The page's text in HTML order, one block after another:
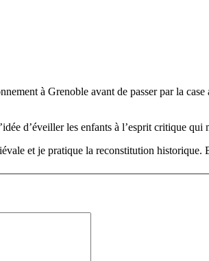
à Grenoble avant de passer par la
d’éveiller les enfants à l’esprit critique
et je pratique la reconstitution historique.